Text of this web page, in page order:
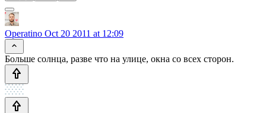
Operatino Oct 20 2011 at 12:09
Больше солнца, разве что на улице, окна со всех сторон.